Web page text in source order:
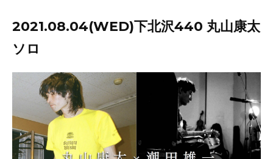
2021.08.04(WED)下北沢440 丸山康太
ソロ